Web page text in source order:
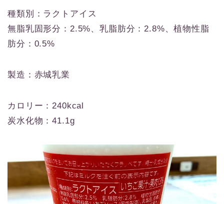
種類別：ラクトアイス
無脂乳固形分：2.5%、乳脂肪分：2.8%、植物性脂
肪分：0.5%
製造：赤城乳業
カロリー：240kcal
炭水化物：41.1g